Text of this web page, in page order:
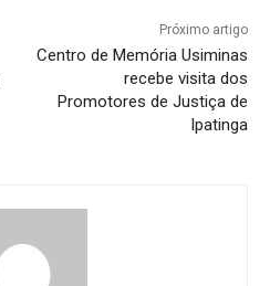
Próximo artigo
Centro de Memória Usiminas
recebe visita dos
Promotores de Justiça de
Ipatinga